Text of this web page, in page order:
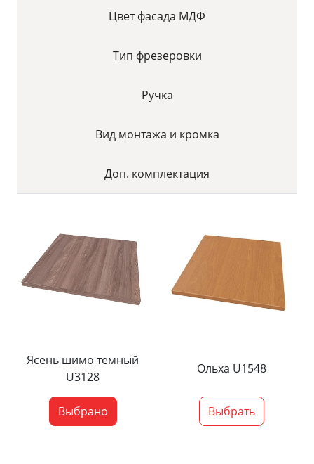
Цвет фасада МДФ
Тип фрезеровки
Ручка
Вид монтажа и кромка
Доп. комплектация
Ясень шимо темный
U3128
Выбрано
Ольха U1548
Выбрать